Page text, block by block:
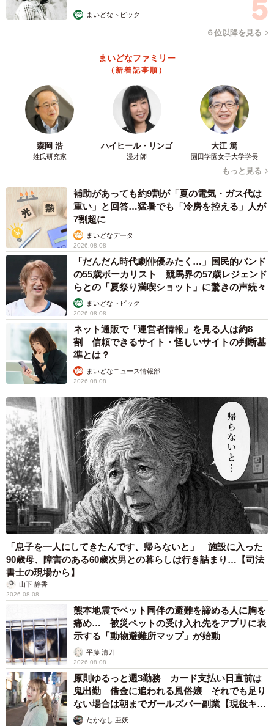
まいどなトピック
６位以降を見る
まいどなファミリー
（新着記事順）
森岡 浩
姓氏研究家
ハイヒール・リンゴ
漫才師
大江 篤
園田学園女子大学学長
もっと見る
補助があっても約9割が「夏の電気・ガス代は
重い」と回答…猛暑でも「冷房を控える」人が
7割超に
まいどなデータ
2026.08.08
「だんだん時代劇俳優みたく…」国民的バンド
の55歳ボーカリスト 競馬界の57歳レジェンド
らとの「夏祭り満喫ショット」に驚きの声続々
まいどなトピック
2026.08.08
ネット通販で「運営者情報」を見る人は約8
割 信頼できるサイト・怪しいサイトの判断基
準とは？
まいどなニュース情報部
2026.08.08
「息子を一人にしてきたんです、帰らないと」 施設に入った
90歳母、障害のある60歳次男との暮らしは行き詰まり…【司法
書士の現場から】
山下 静香
2026.08.08
熊本地震でペット同伴の避難を諦める人に胸を
痛め… 被災ペットの受け入れ先をアプリに表
示する「動物避難所マップ」が始動
平藤 清刀
2026.08.08
原則ゆるっと週3勤務 カード支払い日直前は
鬼出勤 借金に追われる風俗嬢 それでも足り
ない場合は朝までガールズバー副業【現役キャ
ストに取材】
たかなし 亜妖